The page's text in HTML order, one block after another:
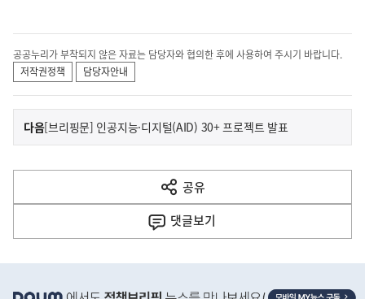
공공누리가 부착되지 않은 자료는 담당자와 협의한 후에 사용하여 주시기 바랍니다.
저작권정책
담당자안내
이
전
다
음
다음기
사
[브리핑문] 인공지능·디지털(AID) 30+ 프로젝트 발표
공유
열
기
댓글보기